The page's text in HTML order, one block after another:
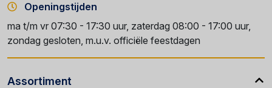
Openingstijden
ma t/m vr 07:30 - 17:30 uur, zaterdag 08:00 - 17:00 uur,
zondag gesloten, m.u.v. officiële feestdagen
Assortiment